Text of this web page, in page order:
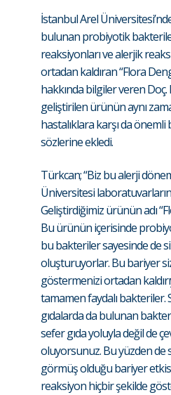
İstanbul Arel
bulunan probiyotik
reaksiyonları ve alerjik
ortadan kaldıran “Flora
hakkında bilgiler veren
geliştirilen ürünün aynı
hastalıklara karşı da
sözlerine ekledi.
Türkcan; “Biz bu alerji
Üniversitesi
Geliştirdiğimiz ürünün adı
Bu ürünün içerisinde
bu bakteriler sayesinde de
oluşturuyorlar. Bu bariyer
göstermenizi ortadan
tamamen faydalı bakteriler.
gıdalarda da bulunan
sefer gıda yoluyla değil de
oluyorsunuz. Bu yüzden de
görmüş olduğu bariyer
reaksiyon hiçbir şekilde